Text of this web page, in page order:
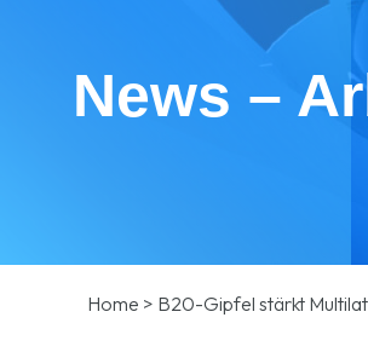
News –
Home > B20-Gipfel stärkt